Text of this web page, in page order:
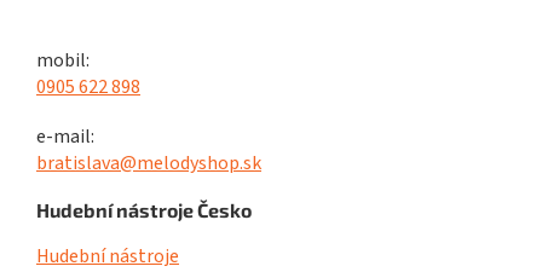
mobil:
0905 622 898
e-mail:
bratislava@melodyshop.sk
Hudební nástroje Česko
Hudební nástroje